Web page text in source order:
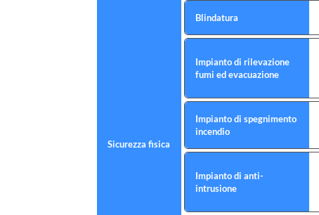
Sicurezza fisica
Blindatura
Impianto di rilevazione
fumi ed evacuazione
Impianto di spegnimento
incendio
Impianto di anti-
intrusione